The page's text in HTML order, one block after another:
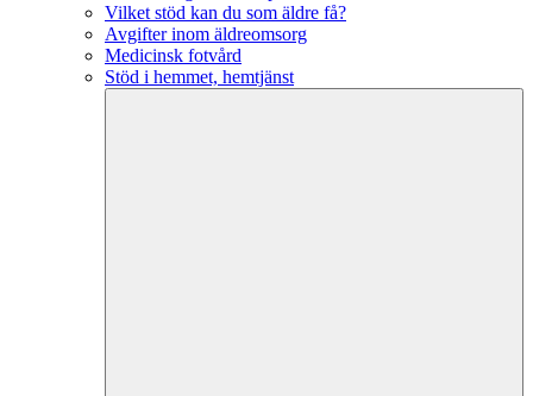
Vilket stöd kan du som äldre få?
Avgifter inom äldreomsorg
Medicinsk fotvård
Stöd i hemmet, hemtjänst